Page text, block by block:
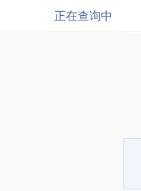
正在查询中